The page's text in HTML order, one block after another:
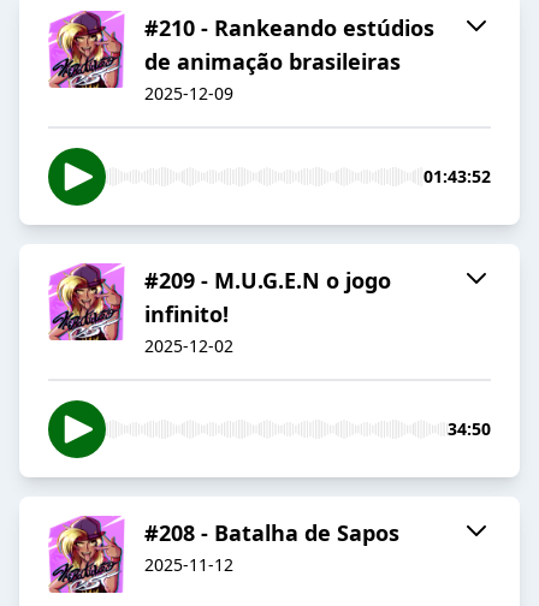
#210 - Rankeando estúdios
de animação brasileiras
2025-12-09
01:43:52
#209 - M.U.G.E.N o jogo
infinito!
2025-12-02
34:50
#208 - Batalha de Sapos
2025-11-12